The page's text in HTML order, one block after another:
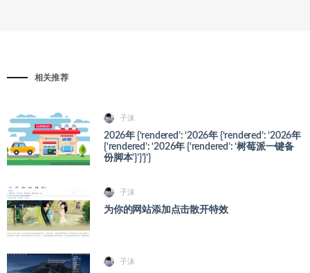
相关推荐
子沫
2026年 {‘rendered’: ‘2026年 {‘rendered’: ‘2026年
{‘rendered’: ‘2026年 {‘rendered’: ‘树莓派一键备
份脚本’}’}’}’}
子沫
为你的网站添加点击散开特效
子沫